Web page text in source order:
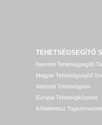
TEHETSÉGSEGÍTŐ
Nemzeti Tehetségsegítő
Magyar Tehetségsegítő
Nemzeti Tehetségpont
Európai Tehetségközpont
A Matehetsz